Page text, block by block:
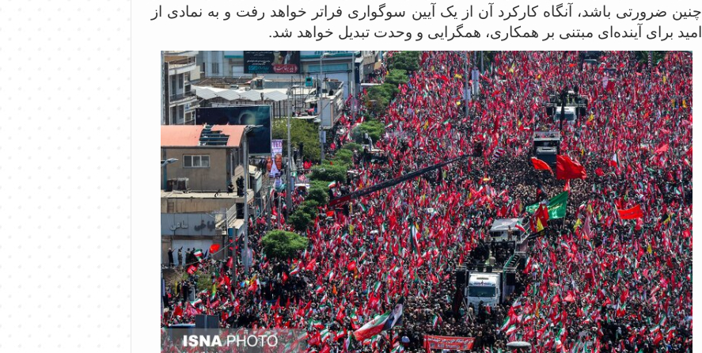
چنین ضرورتی باشد، آنگاه کارکرد آن از یک آیین سوگواری فراتر خواهد رفت و به نمادی از
امید برای آینده‌ای مبتنی بر همکاری، همگرایی و وحدت تبدیل خواهد شد.